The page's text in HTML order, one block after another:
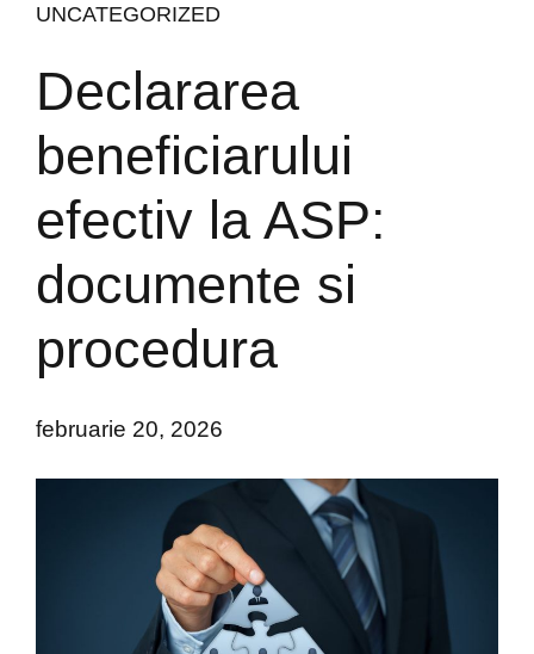
UNCATEGORIZED
Declararea
beneficiarului
efectiv la ASP:
documente si
procedura
februarie 20, 2026